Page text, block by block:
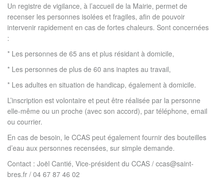
Un registre de vigilance, à l’accueil de la Mairie, permet de
recenser les personnes isolées et fragiles, afin de pouvoir
intervenir rapidement en cas de fortes chaleurs. Sont concernées
:
* Les personnes de 65 ans et plus résidant à domicile,
* Les personnes de plus de 60 ans inaptes au travail,
* Les adultes en situation de handicap, également à domicile.
L’inscription est volontaire et peut être réalisée par la personne
elle-même ou un proche (avec son accord), par téléphone, email
ou courrier.
En cas de besoin, le CCAS peut également fournir des bouteilles
d’eau aux personnes recensées, sur simple demande.
Contact : Joël Cantié, Vice-président du CCAS / ccas@saint-
bres.fr / 04 67 87 46 02